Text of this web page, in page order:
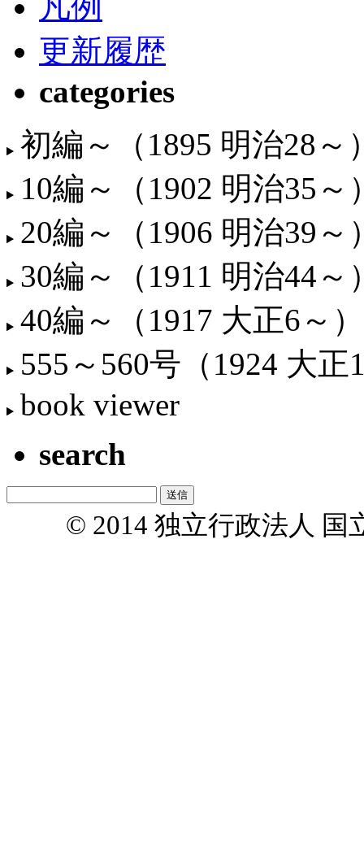
凡例
更新履歴
categories
初編～（1895 明治28～
10編～（1902 明治35～
20編～（1906 明治39～
30編～（1911 明治44～
40編～（1917 大正6～）
555～560号（1924 大正
book viewer
search
© 2014 独立行政法人 国